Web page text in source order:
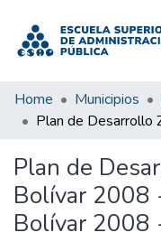
Home Municipios
Plan de
Bolívar 2008
Bolívar 2008